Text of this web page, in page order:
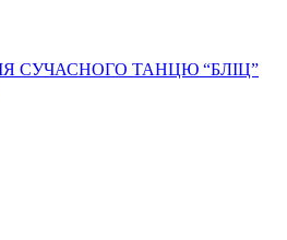
СУЧАСНОГО ТАНЦЮ “БЛІЦ”